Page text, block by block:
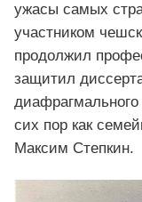
ужасы самых
участником
продолжил
защитил
сих пор как
Максим Степкин.